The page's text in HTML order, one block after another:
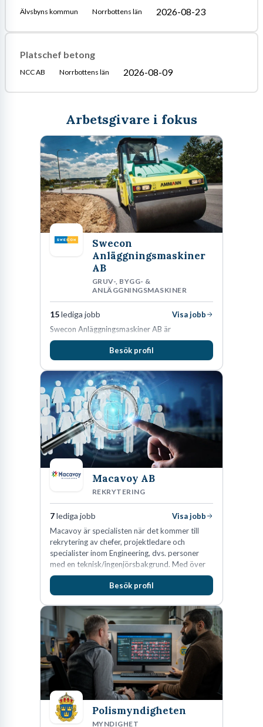
Älvsbyns kommun Norrbottens län 2026-08-23
Platschef betong
NCC AB Norrbottens län 2026-08-09
Arbetsgivare i fokus
Swecon
Anläggningsmaskiner
AB
GRUV-, BYGG- &
ANLÄGGNINGSMASKINER
15lediga jobb
Visa jobb
Swecon Anläggningsmaskiner AB är
återförsäljare av Volvo Construction Equipment
i Sverige, Estland, Lettland, Litauen samt delar
av Tyskland.
Besök profil
Macavoy AB
REKRYTERING
7lediga jobb
Visa jobb
Macavoy är specialisten när det kommer till
rekrytering av chefer, projektledare och
specialister inom Engineering, dvs. personer
med en teknisk/ingenjörsbakgrund. Med över
15 års erfarenhet och 400 lyckade
rekryteringar kan Macavoy erbjuda
konsultation i en rekrytering som gör skillnad.
Besök profil
Polismyndigheten
MYNDIGHET